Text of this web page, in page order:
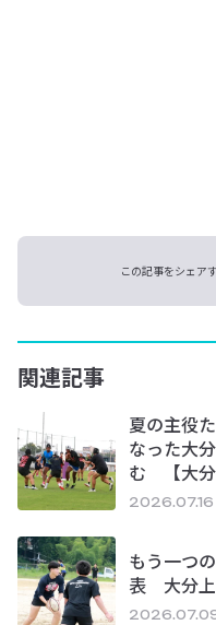
この記事をシェア
関連記事
夏の主役
なった大
む 【大分
2026.07.16
もう一つ
表 大分上